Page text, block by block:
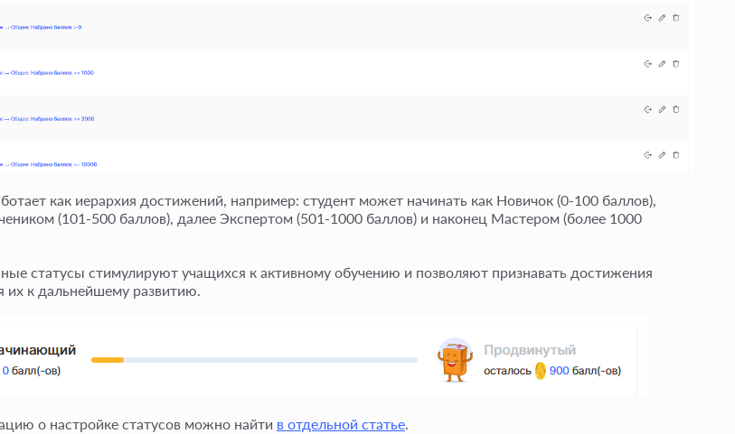
как иерархия достижений, например: студент может начинать как Новичок (0-100 баллов),
(101-500 баллов), далее Экспертом (501-1000 баллов) и наконец Мастером (более 1000
статусы стимулируют учащихся к активному обучению и позволяют признавать достижения
их к дальнейшему развитию.
о настройке статусов можно найти в отдельной статье.